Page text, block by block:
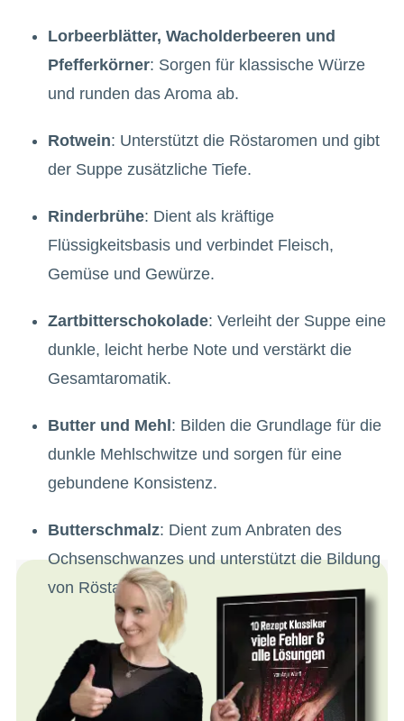
Lorbeerblätter, Wacholderbeeren und
Pfefferkörner: Sorgen für klassische Würze
und runden das Aroma ab.
Rotwein: Unterstützt die Röstaromen und gibt
der Suppe zusätzliche Tiefe.
Rinderbrühe: Dient als kräftige
Flüssigkeitsbasis und verbindet Fleisch,
Gemüse und Gewürze.
Zartbitterschokolade: Verleiht der Suppe eine
dunkle, leicht herbe Note und verstärkt die
Gesamtaromatik.
Butter und Mehl : Bilden die Grundlage für die
dunkle Mehlschwitze und sorgen für eine
gebundene Konsistenz.
Butterschmalz: Dient zum Anbraten des
Ochsenschwanzes und unterstützt die Bildung
von Röstaromen.